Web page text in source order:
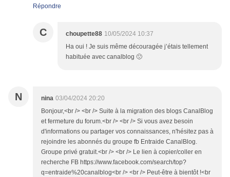
Répondre
C choupette88 10/05/2024 10:37
Ha oui ! Je suis même découragée j’étais tellement
habituée avec canalblog 🙁
N nina 03/04/2024 20:20
Bonjour,<br /> <br /> Suite à la migration des blogs CanalBlog
et fermeture du forum.<br /> <br /> Si vous avez besoin
d'informations ou partager vos connaissances, n'hésitez pas à
rejoindre les abonnés du groupe fb Entraide CanalBlog.
Groupe privé gratuit.<br /> <br /> Le lien à copier/coller en
recherche FB https://www.facebook.com/search/top?
q=entraide%20canalblog<br /> <br /> Peut-être à bientôt !<br